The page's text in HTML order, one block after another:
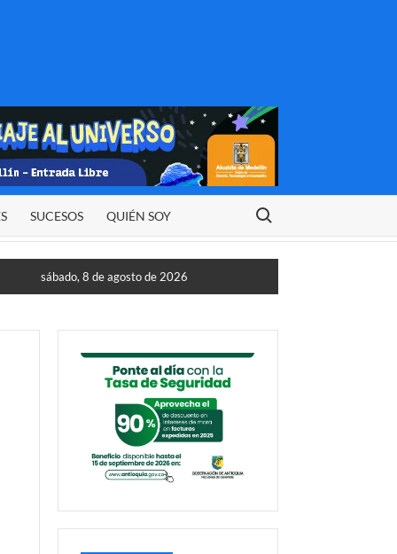
SUCESOS QUIÉN SOY
Buscar:
sábado, 8 de agosto de 2026